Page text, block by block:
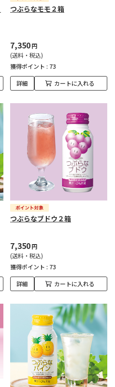
つぶらなモモ２箱
7,350円
(送料・税込)
獲得ポイント : 73
詳細 カートに入れる
つぶらなブドウ２箱
7,350円
(送料・税込)
獲得ポイント : 73
詳細 カートに入れる